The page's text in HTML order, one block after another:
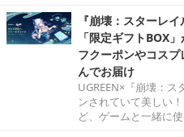
『崩壊：スターレ
「限定ギフトBOX
フクーポンやコス
んでお届け
UGREEN×『崩壊：
ンされていて美しい
ど、ゲームと一緒に